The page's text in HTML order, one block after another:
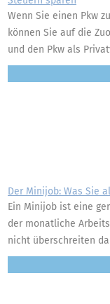
Wenn Sie einen Pkw
können Sie auf die
und den Pkw als
Der Minijob: Was Sie
Ein Minijob ist eine
der monatliche
nicht überschreiten